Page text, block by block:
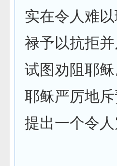
实在令人难
禄予以抗拒
试图劝阻耶稣
耶稣严厉地
提出一个令人